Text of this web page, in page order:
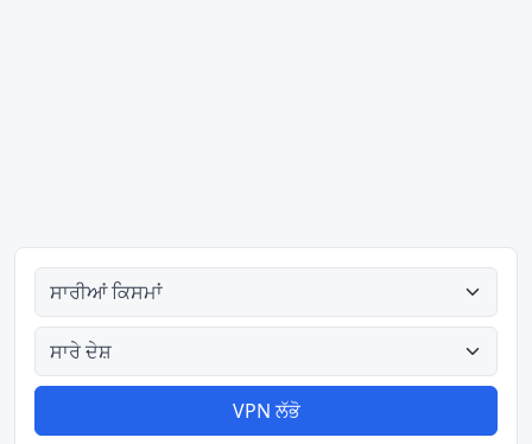
ਸਾਰੀਆਂ ਕਿਸਮਾਂ
ਸਾਰੇ ਦੇਸ਼
VPN ਲੱਭੋ